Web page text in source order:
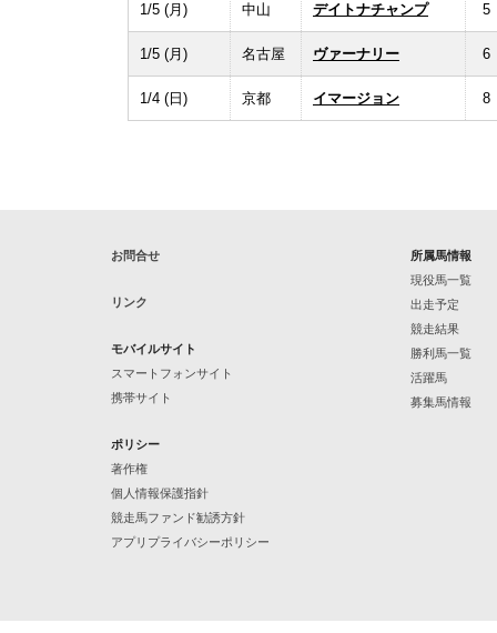
1/5 (月) 中山 デイトナチャンプ 5
1/5 (月) 名古屋 ヴァーナリー 6
1/4 (日) 京都 イマージョン 8
お問合せ
リンク
モバイルサイト
スマートフォンサイト
携帯サイト
ポリシー
著作権
個人情報保護指針
競走馬ファンド勧誘方針
アプリプライバシーポリシー
所属馬情報
現役馬一覧
出走予定
競走結果
勝利馬一覧
活躍馬
募集馬情報